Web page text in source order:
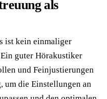
als
ist kein einmaliger
guter Hörakustiker
und Feinjustierungen
um die Einstellungen an